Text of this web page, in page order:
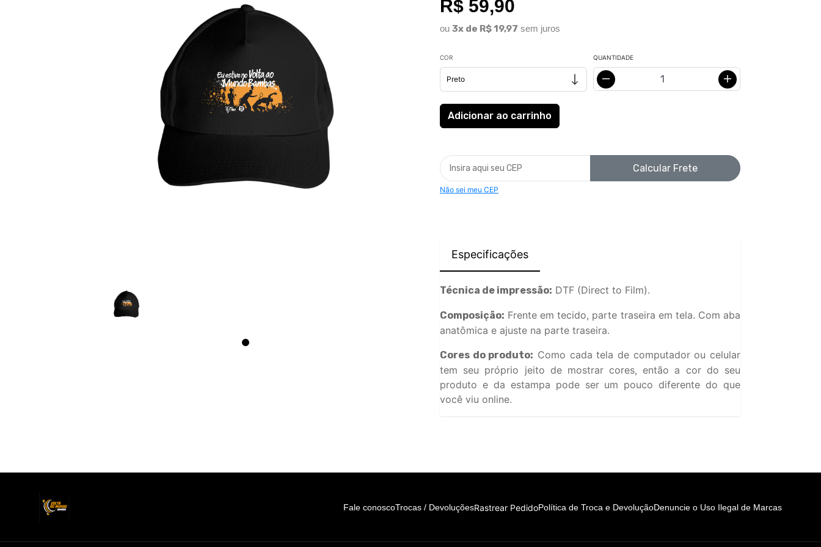
R$ 59,90
ou 3x de R$ 19,97 sem juros
COR QUANTIDADE
Calcular Frete
Não sei meu CEP
Especificações
Técnica de impressão: DTF (Direct to Film).
Composição: Frente em tecido, parte traseira em tela. Com aba
anatômica e ajuste na parte traseira.
Cores do produto: Como cada tela de computador ou celular
tem seu próprio jeito de mostrar cores, então a cor do seu
produto e da estampa pode ser um pouco diferente do que
você viu online.
Fale conoscoTrocas / DevoluçõesRastrear PedidoPolítica de Troca e DevoluçãoDenuncie o Uso Ilegal de Marcas